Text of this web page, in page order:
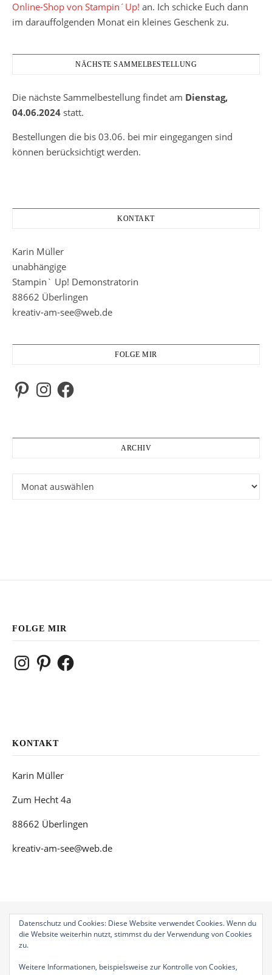
Online-Shop von Stampin´Up! an. Ich schicke Euch dann
im darauffolgenden Monat ein kleines Geschenk zu.
NÄCHSTE SAMMELBESTELLUNG
Die nächste Sammelbestellung findet am Dienstag,
04.06.2024 statt.
Bestellungen die bis 03.06. bei mir eingegangen sind
können berücksichtigt werden.
KONTAKT
Karin Müller
unabhängige
Stampin` Up! Demonstratorin
88662 Überlingen
kreativ-am-see@web.de
FOLGE MIR
PinterestInstagramFacebook
ARCHIV
FOLGE MIR
InstagramPinterestFacebook
KONTAKT
Karin Müller
Zum Hecht 4a
88662 Überlingen
kreativ-am-see@web.de
Bard Theme von
Datenschutz und Cookies: Diese Website verwendet Cookies. Wenn du
die Website weiterhin nutzt, stimmst du der Verwendung von Cookies
zu.
Weitere Informationen, beispielsweise zur Kontrolle von Cookies,